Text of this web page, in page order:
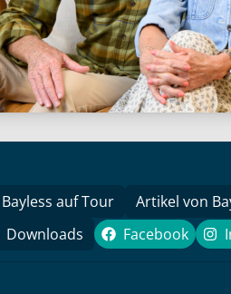
Bayless auf Tour Artikel von
Downloads Facebook
Facebook